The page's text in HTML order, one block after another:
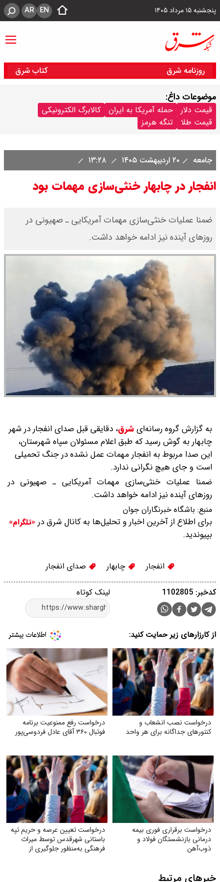
پنجشنبه ۱۵ مرداد ۱۴۰۵ EN
AR
روزنامه شرق کتاب شرق
موضوعات داغ:
قیمت دلار حمله آمریکا به ایران
کالابرگ الکترونیکی
قیمت طلا
تنگه هرمز
جامعه ۲۰ اردیبهشت ۱۴۰۵
انفجار در چابهار خنثی‌سازی ‌مهمات بود
ضمنا عملیات خنثی‌سازی مهمات آمریکایی ـ صهیونی در
روزهای آینده نیز ادامه خواهد داشت.
به گزارش گروه رسانه‌ایشرق، دقایقی قبل صدای انفجار در شهر
چابهار به گوش رسید که طبق اعلام مسئولان سپاه شهرستان،
‌این صدا مربوط به انفجار مهمات عمل نشده در جنگ تحمیلی
است و جای هیچ نگرانی ندارد.
ضمنا عملیات خنثی‌سازی مهمات آمریکایی ـ صهیونی در
روزهای آینده نیز ادامه خواهد داشت.
منبع: باشگاه خبرنگاران جوان
برای اطلاع از آخرین اخبار و تحلیل‌ها به کانال شرق در «تلگرام»
بپیوندید.
انفجار چابهار صدای انفجار
لینک کوتاه کدخبر: 1102805
از کارزارهای زیر حمایت کنید:
درخواست نصب انشعاب و
کنتورهای جداگانه برای هر واحد
درخواست رفع ممنوعیت برنامه
فوتبال ۳۶۰ آقای عادل فردوسی‌پور
درخواست برقراری فوری بیمه
درمانی بازنشستگان فولاد و
ذوب‌آهن
درخواست تعیین عرصه و حریم تپه
باستانی شهرقدس توسط میراث
فرهنگی به‌منظور جلوگیری از
خبرهای مرتبط